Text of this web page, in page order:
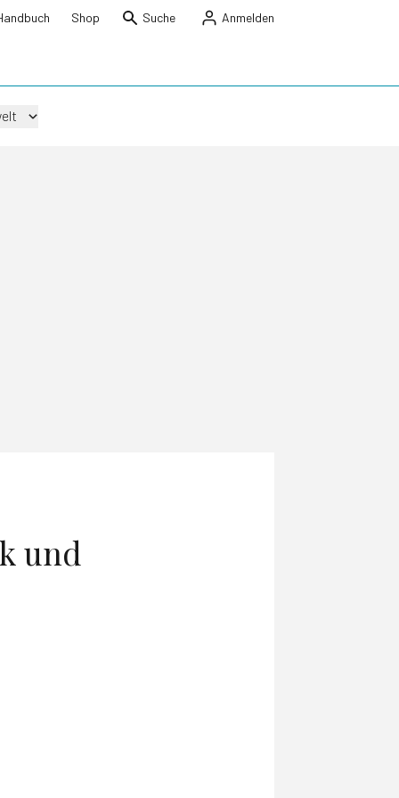
Shop Suche Anmelden
und